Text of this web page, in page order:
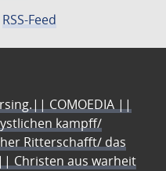
RSS-Feed
COMOEDIA ||
kampff/
Ritterschafft/ das
Christen aus warheit